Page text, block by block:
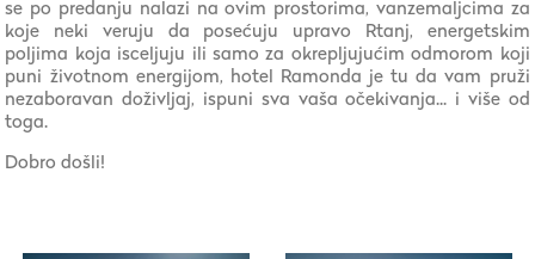
se po predanju nalazi na ovim prostorima, vanzemaljcima za
koje neki veruju da posećuju upravo Rtanj, energetskim
poljima koja isceljuju ili samo za okrepljujućim odmorom koji
puni životnom energijom, hotel Ramonda je tu da vam pruži
nezaboravan doživljaj, ispuni sva vaša očekivanja... i više od
toga.
Dobro došli!